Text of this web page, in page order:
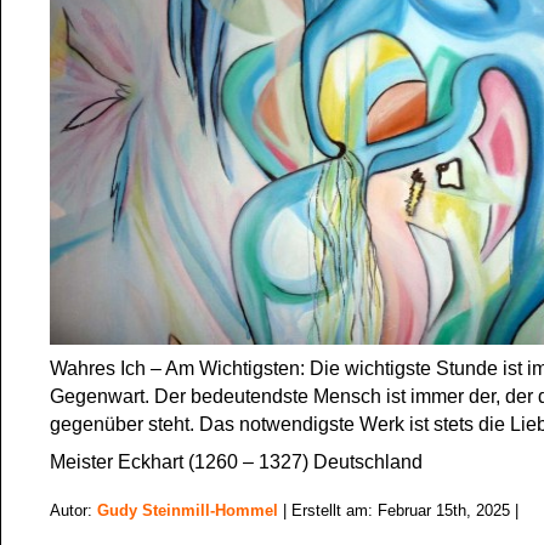
Wahres Ich – Am Wichtigsten: Die wichtigste Stunde ist
Gegenwart. Der bedeutendste Mensch ist immer der, der
gegenüber steht. Das notwendigste Werk ist stets die
Meister Eckhart (1260 – 1327) Deutschland
Autor: Gudy Steinmill-Hommel | Erstellt am: Februar 15th, 2025 |